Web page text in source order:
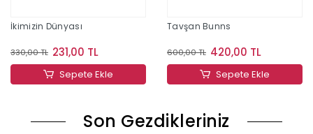
İkimizin Dünyası
330,00 TL 231,00 TL
Sepete Ekle
Tavşan Bunns
600,00 TL 420,00 TL
Sepete Ekle
Son Gezdikleriniz